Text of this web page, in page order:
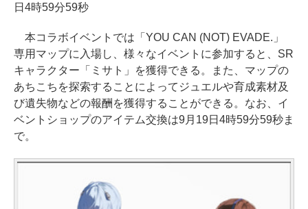
日4時59分59秒
本コラボイベントでは「YOU CAN (NOT) EVADE.」
専用マップに入場し、様々なイベントに参加すると、SR
キャラクター「ミサト」を獲得できる。また、マップの
あちこちを探索することによってジュエルや育成素材及
び遺失物などの報酬を獲得することができる。なお、イ
ベントショップのアイテム交換は9月19日4時59分59秒ま
で。